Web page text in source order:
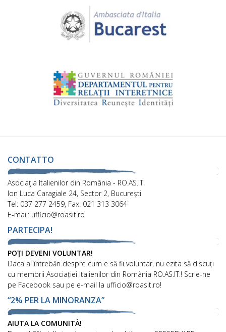
CONTATTO
Asociaţia Italienilor din România - RO.AS.IT.
Ion Luca Caragiale 24, Sector 2, București
Tel: 037 277 2459, Fax: 021 313 3064
E-mail: ufficio@roasit.ro
PARTECIPA!
POȚI DEVENI VOLUNTAR!
Daca ai întrebări despre cum e să fii voluntar, nu ezita să discuți
cu membrii Asociației Italienilor din România RO.AS.IT.! Scrie-ne
pe Facebook sau pe e-mail la ufficio@roasit.ro!
“2% PER LA MINORANZA”
AIUTA LA COMUNITÀ!